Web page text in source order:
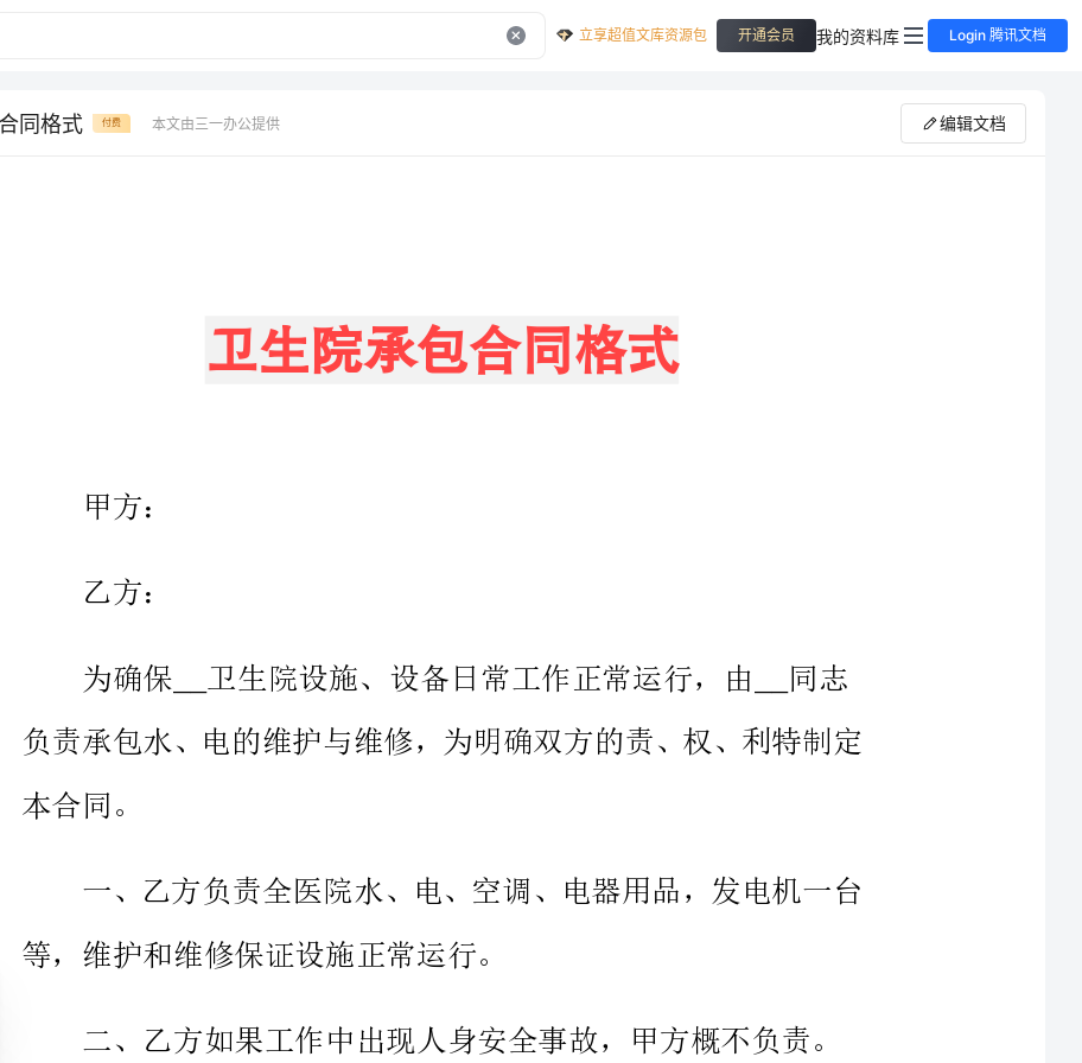
立享超值文库资源包 开通会员 我的资料库 Login 腾讯文档
同格式 付费 本文由三一办公提供 编辑文档
如超出市场价格，甲方可自行购买。
一、乙方负责全医院水、电、空调、电器用品，发电机一台
等，维护和维修保证设施正常运行。
24